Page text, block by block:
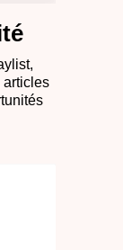
articles